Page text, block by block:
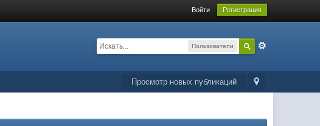
Войти Регистрация
Пользователи
Просмотр новых публикаций